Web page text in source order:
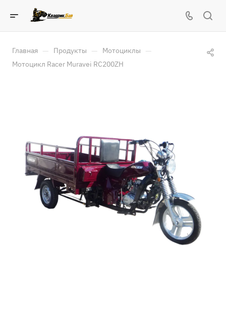
Главная — Продукты — Мотоциклы —
Мотоцикл Racer Muravei RC200ZH